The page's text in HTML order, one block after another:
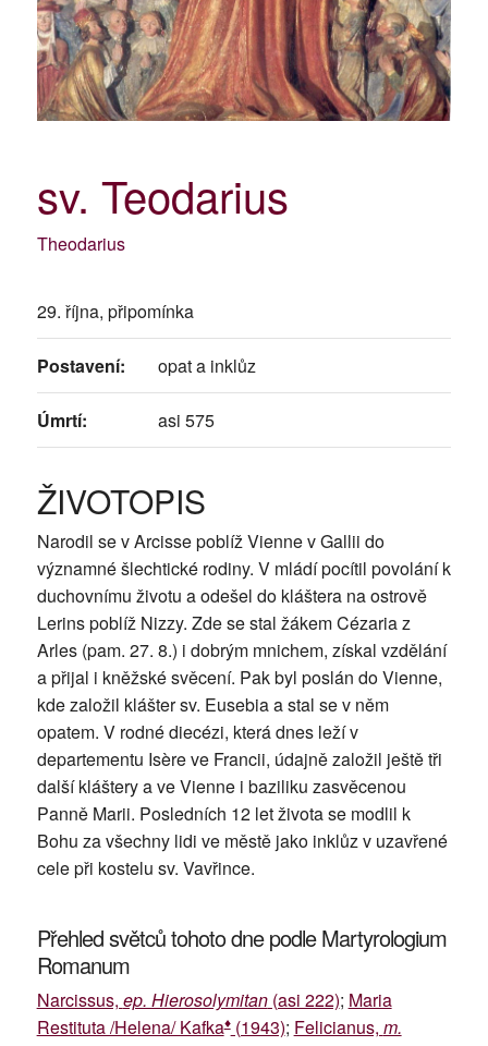
sv. Teodarius
Theodarius
29. října, připomínka
Postavení: opat a inklůz
Úmrtí: asi 575
ŽIVOTOPIS
Narodil se v Arcisse poblíž Vienne v Gallii do
významné šlechtické rodiny. V mládí pocítil povolání k
duchovnímu životu a odešel do kláštera na ostrově
Lerins poblíž Nizzy. Zde se stal žákem Cézaria z
Arles (pam. 27. 8.) i dobrým mnichem, získal vzdělání
a přijal i kněžské svěcení. Pak byl poslán do Vienne,
kde založil klášter sv. Eusebia a stal se v něm
opatem. V rodné diecézi, která dnes leží v
departementu Isère ve Francii, údajně založil ještě tři
další kláštery a ve Vienne i baziliku zasvěcenou
Panně Marii. Posledních 12 let života se modlil k
Bohu za všechny lidi ve městě jako inklůz v uzavřené
cele při kostelu sv. Vavřince.
Přehled světců tohoto dne podle Martyrologium
Romanum
Narcissus, ep. Hierosolymitan(asi 222); Maria
Restituta /Helena/ Kafka♦(1943); Felicianus, m.